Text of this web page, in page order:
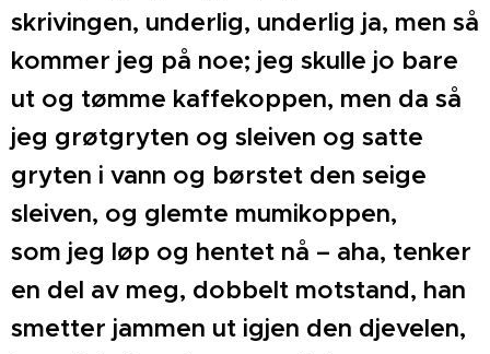
skrivingen, underlig, underlig ja, men så
kommer jeg på noe; jeg skulle jo bare
ut og tømme kaffekoppen, men da så
jeg grøtgryten og sleiven og satte
gryten i vann og børstet den seige
sleiven, og glemte mumikoppen,
som jeg løp og hentet nå – aha, tenker
en del av meg, dobbelt motstand, han
smetter jammen ut igjen den djevelen,